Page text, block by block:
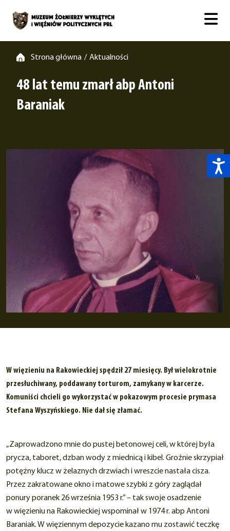
Strona główna / Aktualności
48 lat temu zmarł abp Antoni
Baraniak
W więzieniu na Rakowieckiej spędził 27 miesięcy. Był wielokrotnie
przesłuchiwany, poddawany torturom, zamykany w karcerze.
Komuniści chcieli go wykorzystać w pokazowym procesie prymasa
Stefana Wyszyńskiego. Nie dał się złamać.
„Zaprowadzono mnie do pustej betonowej celi, w której była
prycza, taboret, dzban wody z miednicą i kibel. Groźnie skrzypiał
potężny klucz w żelaznych drzwiach i wreszcie nastała cisza.
Przez zakratowane okno i matowe szybki z góry zaglądał
ponury poranek 26 września 1953 r.” – tak swoje osadzenie
w więzieniu na Rakowieckiej wspominał w 1974 r. abp Antoni
Baraniak. W więziennym depozycie kazano mu zostawić teczkę